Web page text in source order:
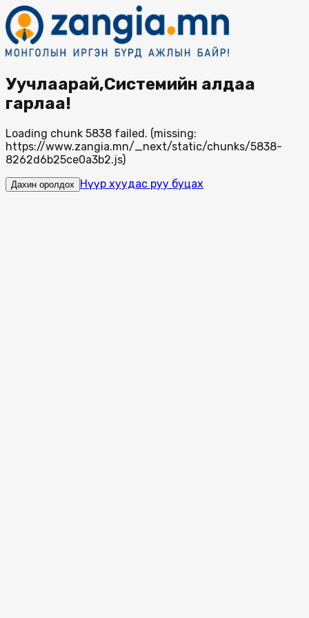
Уучлаарай,Системийн алдаа
гарлаа!
Loading chunk 5838 failed. (missing:
https://www.zangia.mn/_next/static/chunks/5838-
8262d6b25ce0a3b2.js)
Дахин оролдох Нүүр хуудас руу буцах